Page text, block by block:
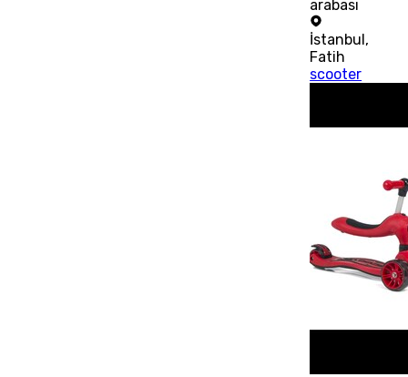
arabası
İstanbul,
Fatih
scooter